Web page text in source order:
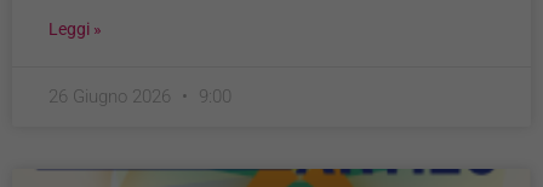
Leggi »
26 Giugno 2026 9:00